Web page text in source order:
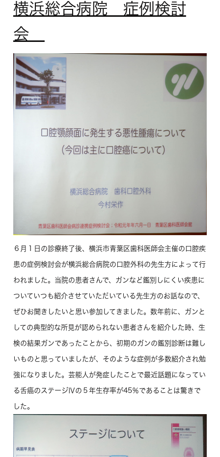
横浜総合病院 症例検討
会
６月１日の診療終了後、横浜市青葉区歯科医師会主催の口腔疾
患の症例検討会が横浜総合病院の口腔外科の先生方によって行
われました。当院の患者さんで、ガンなど鑑別しにくい疾患に
ついていつも紹介させていただいている先生方のお話なので、
ぜひお聞きしたいと思い参加してきました。数年前に、ガンと
しての典型的な所見が認められない患者さんを紹介した時、生
検の結果ガンであったことから、初期のガンの鑑別診断は難し
いものと思っていましたが、そのような症例が多数紹介され勉
強になりました。芸能人が発症したことで最近話題になってい
る舌癌のステージⅣの５年生存率が45％であることは驚きで
した。